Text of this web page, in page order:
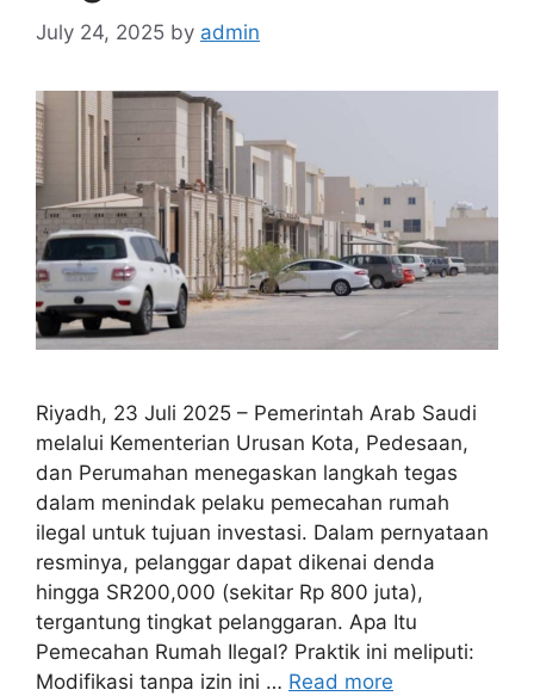
July 24, 2025 by admin
Riyadh, 23 Juli 2025 – Pemerintah Arab Saudi
melalui Kementerian Urusan Kota, Pedesaan,
dan Perumahan menegaskan langkah tegas
dalam menindak pelaku pemecahan rumah
ilegal untuk tujuan investasi. Dalam pernyataan
resminya, pelanggar dapat dikenai denda
hingga SR200,000 (sekitar Rp 800 juta),
tergantung tingkat pelanggaran. Apa Itu
Pemecahan Rumah Ilegal? Praktik ini meliputi:
Modifikasi tanpa izin ini … Read more